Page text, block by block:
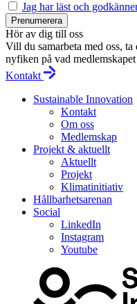
Jag har läst och
Prenumerera
Hör av dig till oss
Vill du samarbeta med oss,
nyfiken på vad
Kontakt
Sustainable Innovation
Kontakt
Om oss
Medlemskap
Projekt & aktuellt
Aktuellt
Projekt
Klimatinitiativ
Hållbarhetsarenan
Social
LinkedIn
Instagram
Youtube